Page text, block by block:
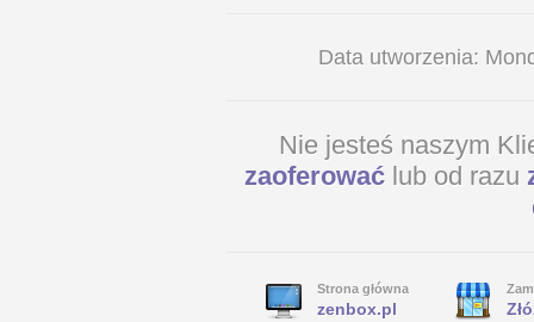
Data utworzenia:
Nie jesteś naszym
zaoferować lub od razu
Strona główna
zenbox.pl